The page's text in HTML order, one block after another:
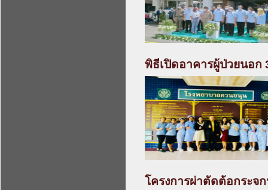
พิธีเปิดอาคารผู้ป่วยนอก
โครงการผ่าตัดต้อกระจ